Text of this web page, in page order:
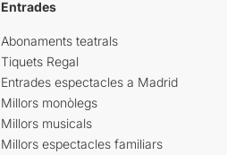
Entrades
Abonaments teatrals
Tiquets Regal
Entrades espectacles a Madrid
Millors monòlegs
Millors musicals
Millors espectacles familiars